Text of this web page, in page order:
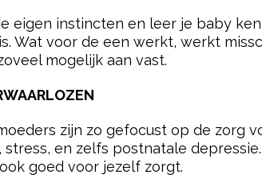
eigen instincten en leer je baby
Wat voor de een werkt, werkt
mogelijk aan vast.
zijn zo gefocust op de zorg
en zelfs postnatale
goed voor jezelf zorgt.